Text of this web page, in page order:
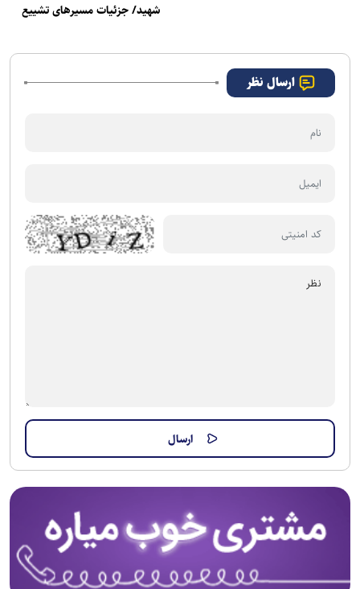
شهید/ جزئیات مسیرهای تشییع
ارسال نظر